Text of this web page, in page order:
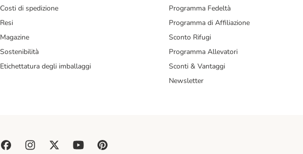
Costi di spedizione
Resi
Magazine
Sostenibilità
Etichettatura degli imballaggi
Programma Fedeltà
Programma di Affiliazione
Sconto Rifugi
Programma Allevatori
Sconti & Vantaggi
Newsletter